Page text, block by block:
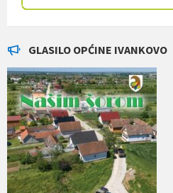
GLASILO OPĆINE IVANKOVO